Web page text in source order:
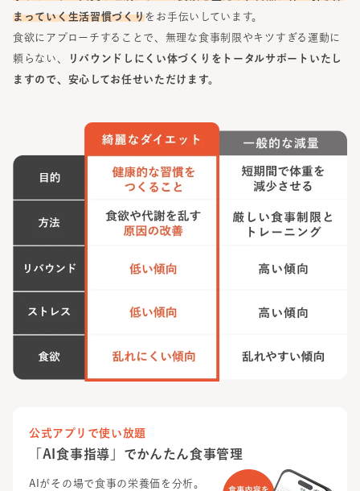
まっていく生活習慣づくりをお手伝いしています。
食欲にアプローチすることで、無理な食事制限やキツすぎる運動に
頼らない、
リバウンドしにくい体づくりをトータルサポートいたし
ますので、安心してお任せいただけます。
公式アプリで使い放題
「AI食事指導」でかんたん食事管理
AIがその場で食事の栄養価を分析。